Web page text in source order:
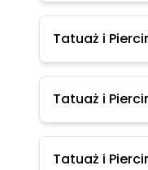
Tatuaż i
Tatuaż i
Tatuaż i